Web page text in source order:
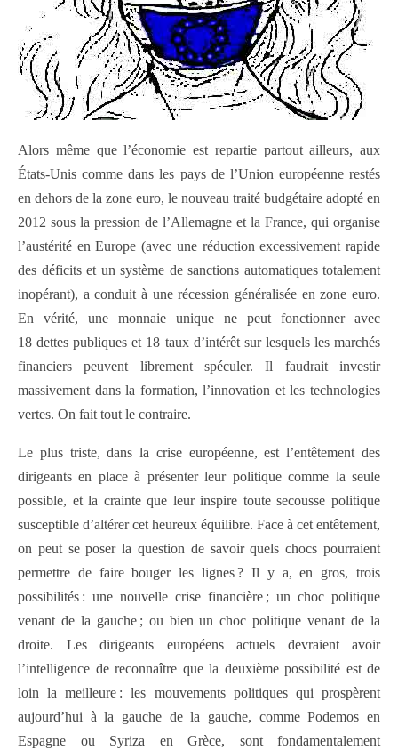
Alors même que l’économie est repartie partout ailleurs, aux
États-Unis comme dans les pays de l’Union européenne restés
en dehors de la zone euro, le nouveau traité budgétaire adopté en
2012 sous la pression de l’Allemagne et la France, qui organise
l’austérité en Europe (avec une réduction excessivement rapide
des déficits et un système de sanctions automatiques totalement
inopérant), a conduit à une récession généralisée en zone euro.
En vérité, une monnaie unique ne peut fonctionner avec
18 dettes publiques et 18 taux d’intérêt sur lesquels les marchés
financiers peuvent librement spéculer. Il faudrait investir
massivement dans la formation, l’innovation et les technologies
vertes. On fait tout le contraire.
Le plus triste, dans la crise européenne, est l’entêtement des
dirigeants en place à présenter leur politique comme la seule
possible, et la crainte que leur inspire toute secousse politique
susceptible d’altérer cet heureux équilibre. Face à cet entêtement,
on peut se poser la question de savoir quels chocs pourraient
permettre de faire bouger les lignes ? Il y a, en gros, trois
possibilités : une nouvelle crise financière ; un choc politique
venant de la gauche ; ou bien un choc politique venant de la
droite. Les dirigeants européens actuels devraient avoir
l’intelligence de reconnaître que la deuxième possibilité est de
loin la meilleure : les mouvements politiques qui prospèrent
aujourd’hui à la gauche de la gauche, comme Podemos en
Espagne ou Syriza en Grèce, sont fondamentalement